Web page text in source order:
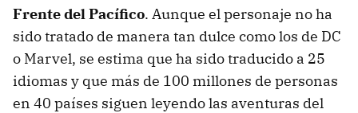
Frente del Pacífico. Aunque el personaje no ha
sido tratado de manera tan dulce como los de DC
o Marvel, se estima que ha sido traducido a 25
idiomas y que más de 100 millones de personas
en 40 países siguen leyendo las aventuras del